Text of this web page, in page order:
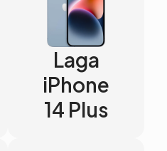
Laga
iPhone
14 Plus